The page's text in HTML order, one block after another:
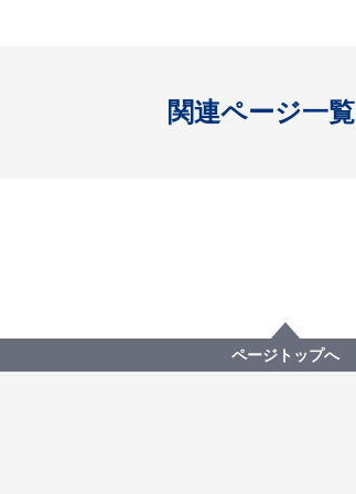
関連ページ一覧
開く
ページトップへ